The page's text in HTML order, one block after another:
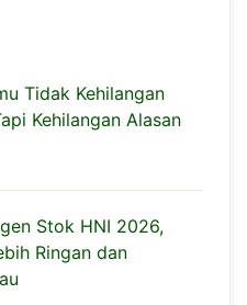
Tidak Kehilangan
Kehilangan Alasan
Stok HNI 2026,
Ringan dan